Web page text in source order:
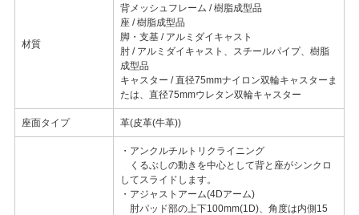
材質
背メッシュフレーム / 樹脂成型品
座 / 樹脂成型品
脚・支基 / アルミダイキャスト
肘 / アルミダイキャスト、スチールパイプ、樹脂
成型品
キャスター / 直径75mmナイロン双輪キャスターま
たは、直径75mmウレタン双輪キャスター
座面タイプ 革(皮革(牛革))
・アンクルチルトリクライニング
くるぶしの動きを中心として背と座がシンクロ
してスライドします。
・アジャストアーム(4Dアーム)
肘パッド部の上下100mm(1D)、角度は内側15